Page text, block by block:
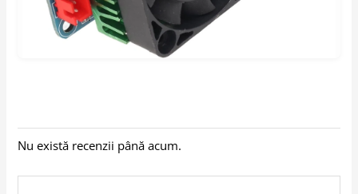
Nu există recenzii până acum.